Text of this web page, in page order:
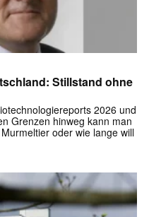
Stillstand ohne
2026 und
Grenzen hinweg kann man
oder wie lange will